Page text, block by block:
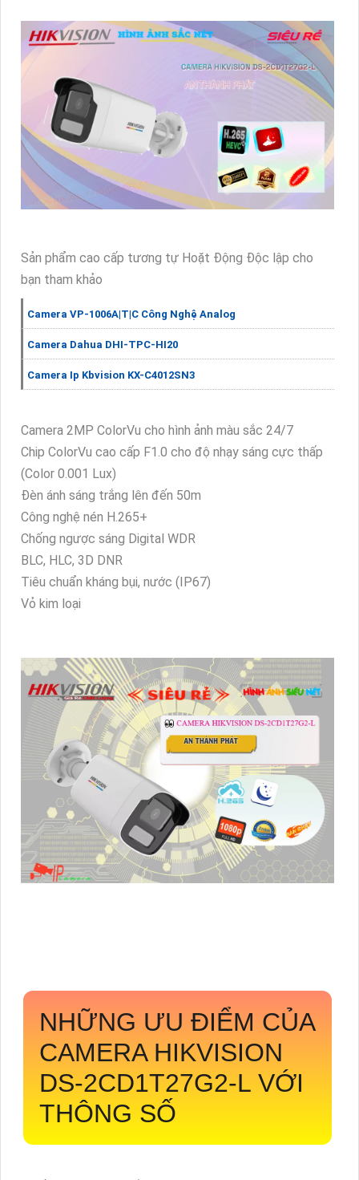
Sản phẩm cao cấp tương tự Hoặt Động Độc lập cho
bạn tham khảo
Camera VP-1006A|T|C Công Nghệ Analog
Camera Dahua DHI-TPC-HI20
Camera Ip Kbvision KX-C4012SN3
Camera 2MP ColorVu cho hình ảnh màu sắc 24/7
Chip ColorVu cao cấp F1.0 cho độ nhạy sáng cực thấp
(Color 0.001 Lux)
Đèn ánh sáng trắng lên đến 50m
Công nghệ nén H.265+
Chống ngược sáng Digital WDR
BLC, HLC, 3D DNR
Tiêu chuẩn kháng bụi, nước (IP67)
Vỏ kim loại
NHỮNG ƯU ĐIỂM CỦA
CAMERA HIKVISION
DS-2CD1T27G2-L VỚI
THÔNG SỐ